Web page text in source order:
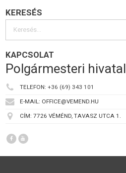
KERESÉS
KAPCSOLAT
Polgármesteri hivatal
TELEFON: +36 (69) 343 101
E-MAIL: OFFICE@VEMEND.HU
CÍM: 7726 VÉMÉND, TAVASZ UTCA 1.